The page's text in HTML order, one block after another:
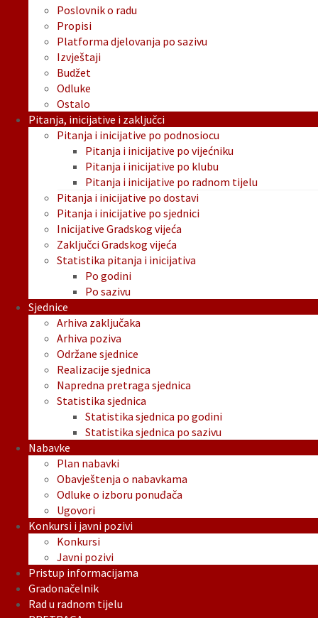
Poslovnik o radu
Propisi
Platforma djelovanja po sazivu
Izvještaji
Budžet
Odluke
Ostalo
Pitanja, inicijative i zaključci
Pitanja i inicijative po podnosiocu
Pitanja i inicijative po vijećniku
Pitanja i inicijative po klubu
Pitanja i inicijative po radnom tijelu
Pitanja i inicijative po dostavi
Pitanja i inicijative po sjednici
Inicijative Gradskog vijeća
Zaključci Gradskog vijeća
Statistika pitanja i inicijativa
Po godini
Po sazivu
Sjednice
Arhiva zaključaka
Arhiva poziva
Održane sjednice
Realizacije sjednica
Napredna pretraga sjednica
Statistika sjednica
Statistika sjednica po godini
Statistika sjednica po sazivu
Nabavke
Plan nabavki
Obavještenja o nabavkama
Odluke o izboru ponuđača
Ugovori
Konkursi i javni pozivi
Konkursi
Javni pozivi
Pristup informacijama
Gradonačelnik
Rad u radnom tijelu